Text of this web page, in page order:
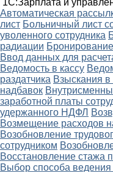
1С:Зарплата и
Автоматическая
лист Больничный лист
уволенного сотрудника
радиации
Ввод данных для
Ведомость в кассу
раздатчика Взыскания
надбавок
заработной платы
удержанного НДФЛ
Возмещение расходов
Возобновление
сотрудником
Восстановление стажа
Выбор способа ведения